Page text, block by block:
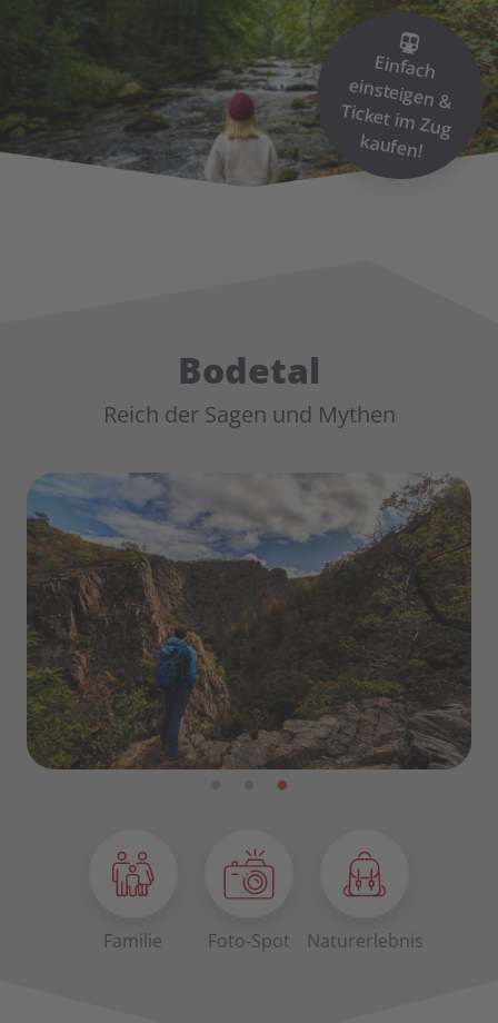
Einfach
einsteigen &
Ticket im
Zug
kaufen!
Bodetal
Reich der Sagen und Mythen
Familie Foto-Spot Naturerlebnis